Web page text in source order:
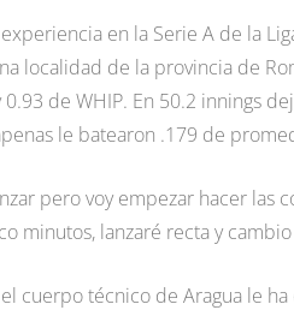
en la Serie A de la
localidad de la provincia de
de WHIP. En 50.2 innings
le batearon .179 de
pero voy empezar hacer las
minutos, lanzaré recta y
cuerpo técnico de Aragua le